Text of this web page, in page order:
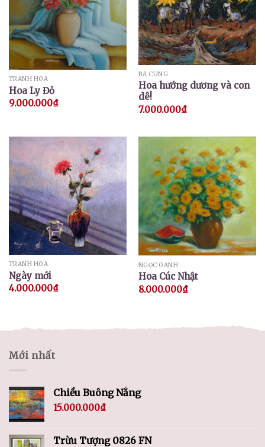
TRANH HOA
Hoa Ly Đỏ
9.000.000₫
BÁ CUNG
Hoa hướng dương và con
dê!
7.000.000₫
TRANH HOA
Ngày mới
4.000.000₫
NGỌC OANH
Hoa Cúc Nhật
8.000.000₫
Mới nhất
Chiều Buông Nắng
15.000.000₫
Trừu Tượng 0826 FN